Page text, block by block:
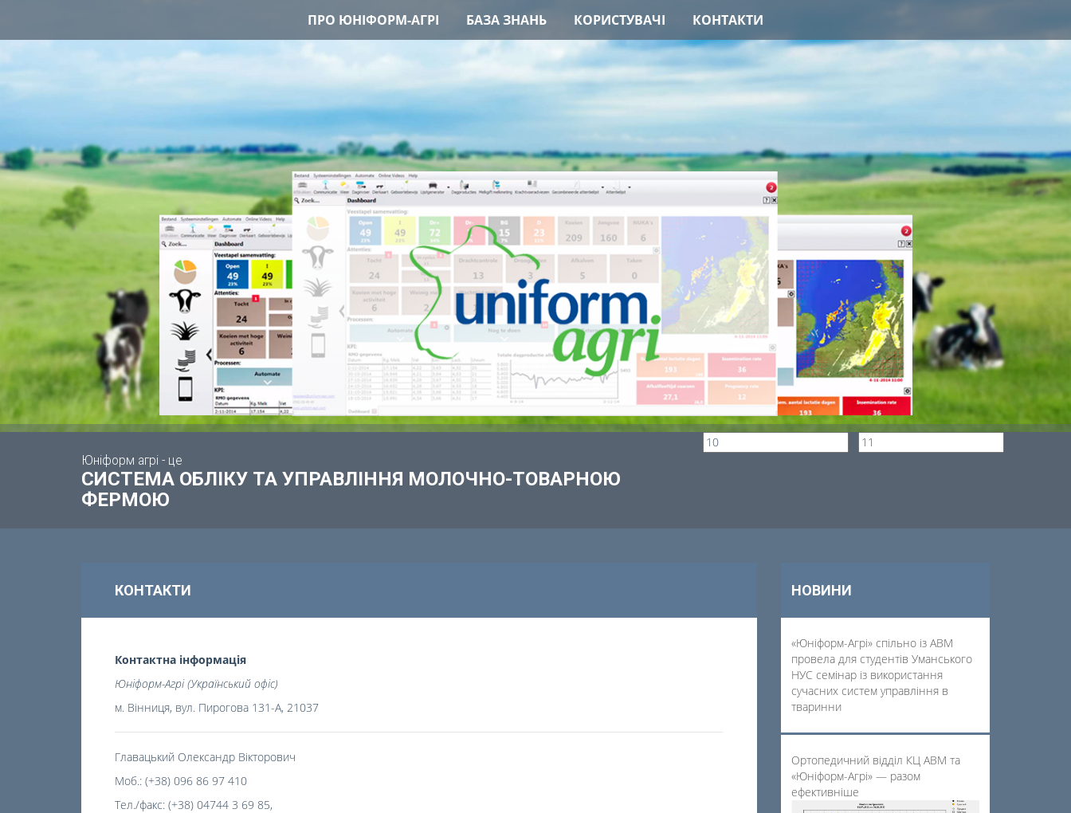
ПРО ЮНІФОРМ-АГРІ БАЗА ЗНАНЬ КОРИСТУВАЧІ КОНТАКТИ
Юніформ агрі - це
СИСТЕМА ОБЛІКУ ТА УПРАВЛІННЯ МОЛОЧНО-ТОВАРНОЮ
ФЕРМОЮ
КОНТАКТИ
Контактна інформація
Юніформ-Агрі (Український офіс)
м. Вінниця, вул. Пирогова 131-А, 21037
Главацький Олександр Вікторович
Моб.: (+38) 096 86 97 410
Тел./факс: (+38) 04744 3 69 85,
НОВИНИ
«Юніформ-Агрі» спільно із АВМ
провела для студентів Уманського
НУС семінар із використання
сучасних систем управління в
тваринни
Ортопедичний відділ КЦ АВМ та
«Юніформ-Агрі» — разом
ефективніше